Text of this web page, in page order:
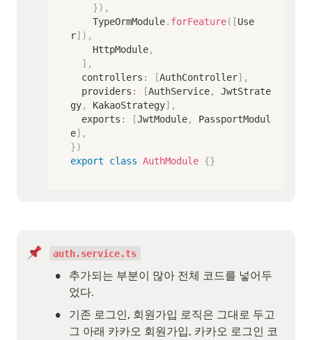
}) ,
    TypeOrmModule
. forFeature( [Use
r] ) ,
    HttpModule
,
] ,
  controllers
: [AuthController] ,
  providers
: [AuthService,
JwtStrate
gy, KakaoStrategy] ,
  exports
: [JwtModule,
PassportModul
e] ,
})
export
class AuthModule {}
auth.service.ts
•
추가되는 부분이 많아 전체 코드를 넣어두
었다.
•
기존 로그인, 회원가입 로직은 그대로 두고
그 아래 카카오 회원가입, 카카오 로그인 코